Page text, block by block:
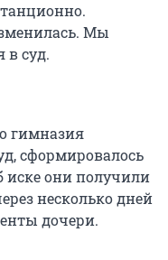
Мы
в суд.
гимназия
сформировалось
иске они получили
несколько дней
дочери.